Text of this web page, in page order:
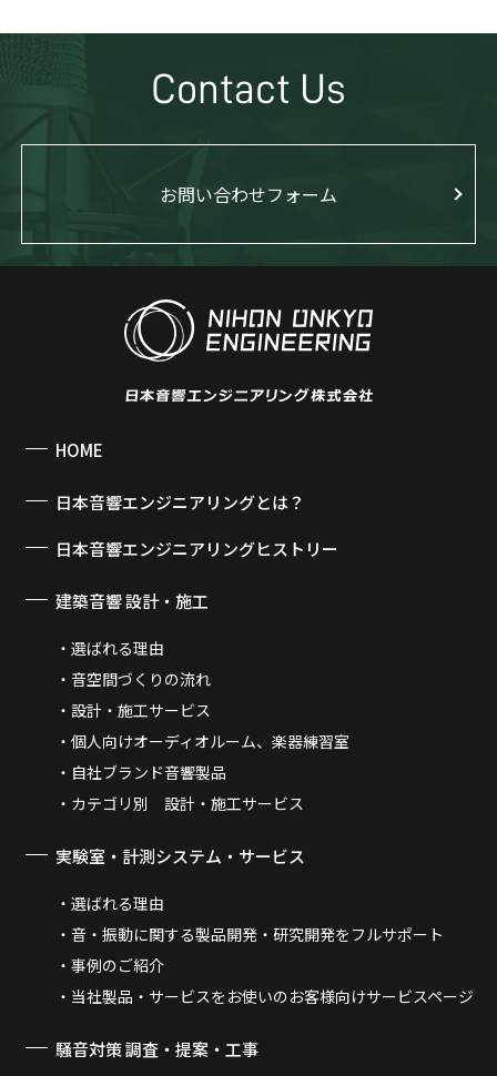
Contact Us
お問い合わせフォーム
HOME
日本音響エンジニアリングとは？
日本音響エンジニアリングヒストリー
建築音響 設計・施工
選ばれる理由
音空間づくりの流れ
設計・施工サービス
個人向けオーディオルーム、楽器練習室
自社ブランド音響製品
カテゴリ別 設計・施工サービス
実験室・計測システム・サービス
選ばれる理由
音・振動に関する製品開発・研究開発をフルサポート
事例のご紹介
当社製品・サービスをお使いのお客様向けサービスページ
騒音対策 調査・提案・工事